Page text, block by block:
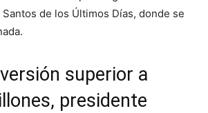
de los Últimos Días, donde se
superior a
presidente